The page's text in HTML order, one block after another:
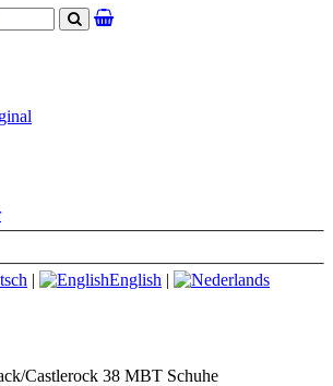
Suchen
| English |
Castlerock 38 MBT Schuhe